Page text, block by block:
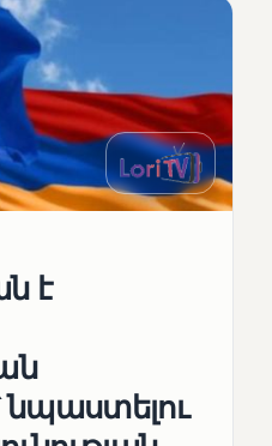
է
նպաստելու